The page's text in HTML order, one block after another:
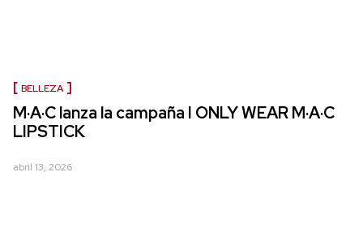
BELLEZA
M·A·C lanza la campaña I ONLY WEAR M·A·C
LIPSTICK
abril 13, 2026